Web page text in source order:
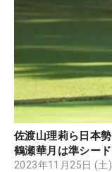
佐渡山理莉ら日本
鶴瀬華月は準シー
2023年11月25日 (土